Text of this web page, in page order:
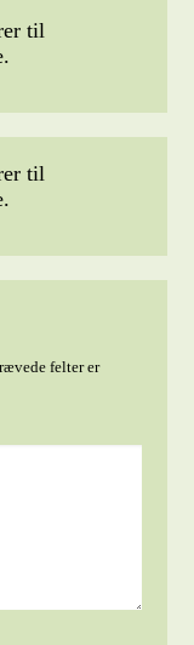
til
til
felter er